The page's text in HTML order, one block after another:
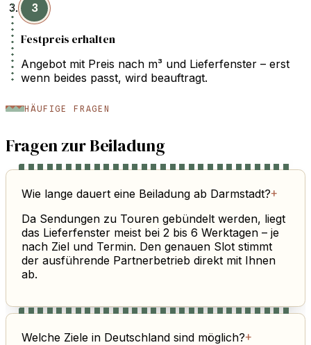
3
Festpreis erhalten
Angebot mit Preis nach m³ und Lieferfenster – erst
wenn beides passt, wird beauftragt.
HÄUFIGE FRAGEN
Fragen zur Beiladung
Wie lange dauert eine Beiladung ab Darmstadt?+
Da Sendungen zu Touren gebündelt werden, liegt
das Lieferfenster meist bei 2 bis 6 Werktagen – je
nach Ziel und Termin. Den genauen Slot stimmt
der ausführende Partnerbetrieb direkt mit Ihnen
ab.
Welche Ziele in Deutschland sind möglich?+